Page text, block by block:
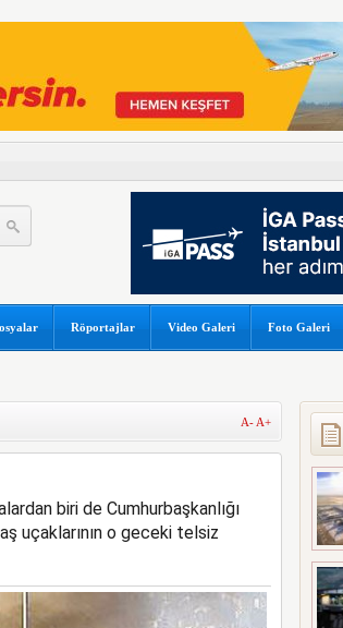
Röportajlar Video Galeri Foto Galeri
A- A+
biri de Cumhurbaşkanlığı
uçaklarının o geceki telsiz